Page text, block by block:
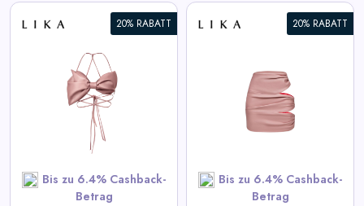
20% RABATT
Bis zu 6.4% Cashback-
Betrag
20% RABATT
Bis zu 6.4% Cashback-
Betrag
Drapierte Pink-Minirock
View All LIKA Deals